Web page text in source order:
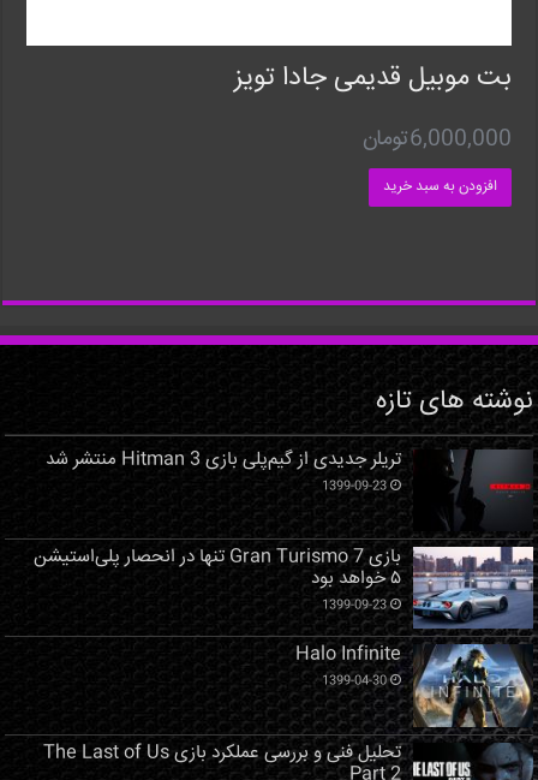
بت موبیل قدیمی جادا تویز
6,000,000تومان
افزودن به سبد خرید
نوشته های تازه
تریلر جدیدی از گیم‌پلی بازی Hitman 3 منتشر شد
1399-09-23
بازی Gran Turismo 7 تنها در انحصار پلی‌استیشن
۵ خواهد بود
1399-09-23
Halo Infinite
1399-04-30
تحلیل فنی و بررسی عملکرد بازی The Last of Us